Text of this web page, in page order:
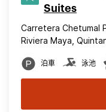
Suites
Carretera Chetumal
Riviera Maya,
泊車 泳池